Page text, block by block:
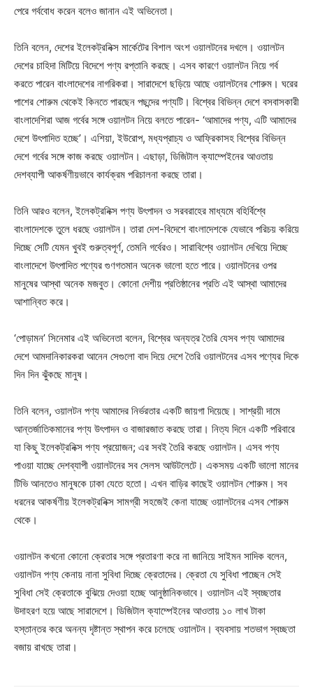
পেরে গর্ববোধ করেন বলেও জানান এই অভিনেতা।
তিনি বলেন, দেশের ইলেকট্রনিক্স মার্কেটের বিশাল অংশ ওয়ালটনের দখলে। ওয়ালটন
দেশের চাহিদা মিটিয়ে বিদেশে পণ্য রপ্তানি করছে। এসব কারণে ওয়ালটন নিয়ে গর্ব
করতে পারেন বাংলাদেশের নাগরিকরা। সারাদেশে ছড়িয়ে আছে ওয়ালটনের শোরুম। ঘরের
পাশের শোরুম থেকেই কিনতে পারছেন পছন্দের পণ্যটি। বিশ্বের বিভিন্ন দেশে বসবাসকারী
বাংলাদেশিরা আজ গর্বের সঙ্গে ওয়ালটন নিয়ে বলতে পারেন- ‘আমাদের পণ্য, এটি আমাদের
দেশে উৎপাদিত হচ্ছে’। এশিয়া, ইউরোপ, মধ্যপ্রাচ্য ও আফ্রিকাসহ বিশ্বের বিভিন্ন
দেশে গর্বের সঙ্গে কাজ করছে ওয়ালটন। এছাড়া, ডিজিটাল ক্যাম্পেইনের আওতায়
দেশব্যাপী আকর্ষণীয়ভাবে কার্যক্রম পরিচালনা করছে তারা।
তিনি আরও বলেন, ইলেকট্রনিক্স পণ্য উৎপাদন ও সরবরাহের মাধ্যমে বহির্বিশ্বে
বাংলাদেশকে তুলে ধরছে ওয়ালটন। তারা দেশ-বিদেশে বাংলাদেশকে যেভাবে পরিচয় করিয়ে
দিচ্ছে সেটি যেমন খুবই গুরুত্বপূর্ণ, তেমনি গর্বেরও। সারাবিশ্বে ওয়ালটন দেখিয়ে দিচ্ছে
বাংলাদেশে উৎপাদিত পণ্যের গুণগতমান অনেক ভালো হতে পারে। ওয়ালটনের ওপর
মানুষের আস্থা অনেক মজবুত। কোনো দেশীয় প্রতিষ্ঠানের প্রতি এই আস্থা আমাদের
আশান্বিত করে।
‘পোড়ামন’ সিনেমার এই অভিনেতা বলেন, বিশ্বের অন্যত্র তৈরি যেসব পণ্য আমাদের
দেশে আমদানিকারকরা আনেন সেগুলো বাদ দিয়ে দেশে তৈরি ওয়ালটনের এসব পণ্যের দিকে
দিন দিন ঝুঁকছে মানুষ।
তিনি বলেন, ওয়ালটন পণ্য আমাদের নির্ভরতার একটি জায়গা দিয়েছে। সাশ্রয়ী দামে
আন্তর্জাতিকমানের পণ্য উৎপাদন ও বাজারজাত করছে তারা। নিত্য দিনে একটি পরিবারে
যা কিছু ইলেকট্রনিক্স পণ্য প্রয়োজন; এর সবই তৈরি করছে ওয়ালটন। এসব পণ্য
পাওয়া যাচ্ছে দেশব্যাপী ওয়ালটনের সব সেলস আউটলেটে। একসময় একটি ভালো মানের
টিভি আনতেও মানুষকে ঢাকা যেতে হতো। এখন বাড়ির কাছেই ওয়ালটন শোরুম। সব
ধরনের আকর্ষণীয় ইলেকট্রনিক্স সামগ্রী সহজেই কেনা যাচ্ছে ওয়ালটনের এসব শোরুম
থেকে।
ওয়ালটন কখনো কোনো ক্রেতার সঙ্গে প্রতারণা করে না জানিয়ে সাইমন সাদিক বলেন,
ওয়ালটন পণ্য কেনায় নানা সুবিধা দিচ্ছে ক্রেতাদের। ক্রেতা যে সুবিধা পাচ্ছেন সেই
সুবিধা সেই ক্রেতাকে বুঝিয়ে দেওয়া হচ্ছে আনুষ্ঠানিকভাবে। ওয়ালটন এই স্বচ্ছতার
উদাহরণ হয়ে আছে সারাদেশে। ডিজিটাল ক্যাম্পেইনের আওতায় ১০ লাখ টাকা
হস্তান্তর করে অনন্য দৃষ্টান্ত স্থাপন করে চলেছে ওয়ালটন। ব্যবসায় শতভাগ স্বচ্ছতা
বজায় রাখছে তারা।